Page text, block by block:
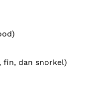
fin, dan snorkel)